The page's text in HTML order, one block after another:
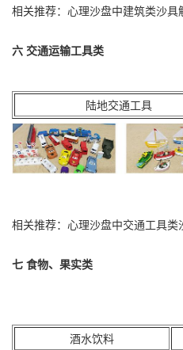
相关推荐：心理沙盘中建筑类沙具
六 交通运输工具类
陆地交通工具
相关推荐：心理沙盘中交通工具类
七 食物、果实类
酒水饮料